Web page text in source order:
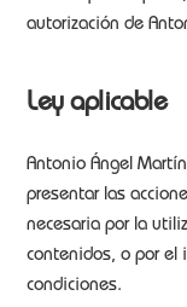
autorización de
Ley aplicable
Antonio Ángel
presentar las
necesaria por la
contenidos, o por el
condiciones.